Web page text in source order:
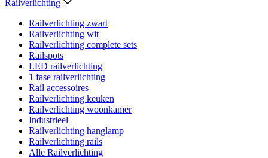
Railverlichting
Railverlichting zwart
Railverlichting wit
Railverlichting complete sets
Railspots
LED railverlichting
1 fase railverlichting
Rail accessoires
Railverlichting keuken
Railverlichting woonkamer
Industrieel
Railverlichting hanglamp
Railverlichting rails
Alle Railverlichting